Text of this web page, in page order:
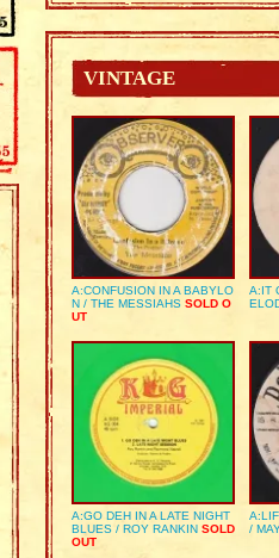
VINTAGE
A:CONFUSION IN A BABYLO
N / THE MESSIAHS SOLD O
UT
A:IT
A:GO DEH IN A LATE NIGHT
BLUES / ROY RANKIN SOLD
OUT
/